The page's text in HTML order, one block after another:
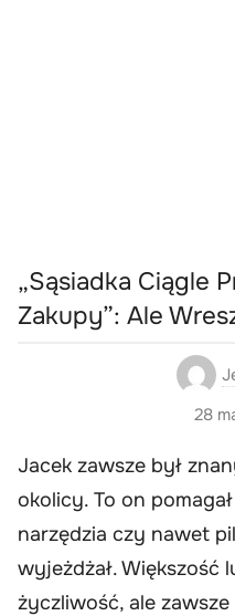
„Sąsiadka Ciągle
Zakupy”: Ale
28
Jacek zawsze był
okolicy. To on
narzędzia czy nawet
wyjeżdżał. Większość
życzliwość, ale zawsze